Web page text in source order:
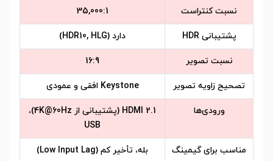
نسبت کنتراست 35,000:1
پشتیبانی HDR دارد (HDR10, HLG)
نسبت تصویر 16:9
تصحیح زاویه تصویر Keystone افقی و عمودی
ورودی‌ها
HDMI 2.1 (پشتیبانی از 4K@60Hz)،
USB
مناسب برای گیمینگ بله، تأخیر کم (Low Input Lag)